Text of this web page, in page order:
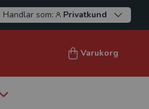
Handlar som: Privatkund
Varukorg